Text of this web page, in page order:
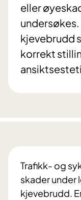
eller
kjevebrudd
korrekt
Trafikk- og
skader under
kjevebrudd.